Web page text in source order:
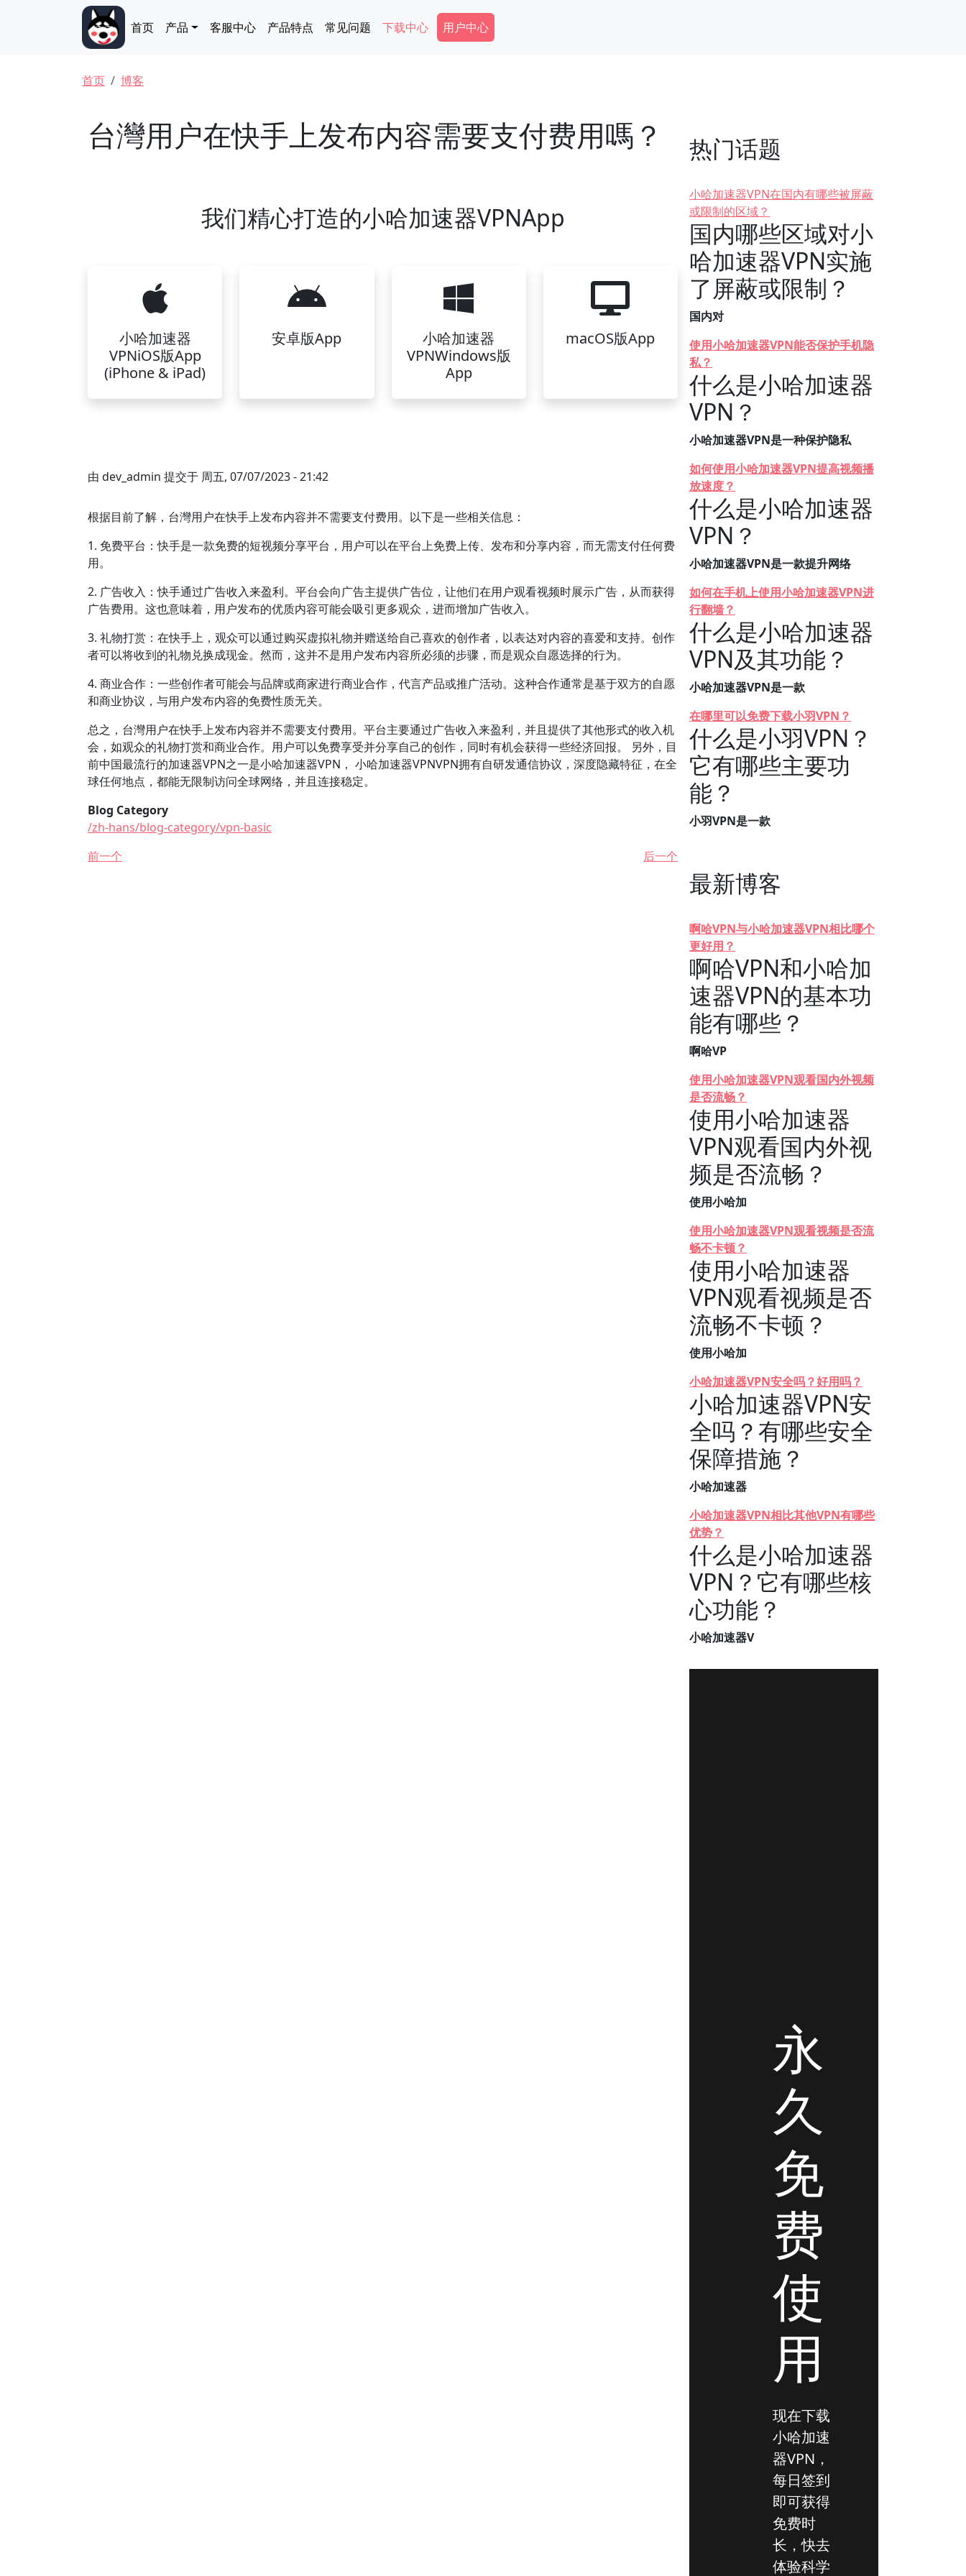
Main navigation
首页 产品 客服中心 产品特点 常见问题 下载中心 Secondary Menu
用户中心
面包屑
首页 博客
台灣用户在快手上发布内容需要支付费用嗎？
我们精心打造的小哈加速器VPNApp
小哈加速器
VPNiOS版App
(iPhone & iPad)
安卓版App
小哈加速器
VPNWindows版
App
macOS版App
由 dev_admin 提交于 周五, 07/07/2023 - 21:42
根据目前了解，台灣用户在快手上发布内容并不需要支付费用。以下是一些相关信息：
1. 免费平台：快手是一款免费的短视频分享平台，用户可以在平台上免费上传、发布和分享内容，而无需支付任何费
用。
2. 广告收入：快手通过广告收入来盈利。平台会向广告主提供广告位，让他们在用户观看视频时展示广告，从而获得
广告费用。这也意味着，用户发布的优质内容可能会吸引更多观众，进而增加广告收入。
3. 礼物打赏：在快手上，观众可以通过购买虚拟礼物并赠送给自己喜欢的创作者，以表达对内容的喜爱和支持。创作
者可以将收到的礼物兑换成现金。然而，这并不是用户发布内容所必须的步骤，而是观众自愿选择的行为。
4. 商业合作：一些创作者可能会与品牌或商家进行商业合作，代言产品或推广活动。这种合作通常是基于双方的自愿
和商业协议，与用户发布内容的免费性质无关。
总之，台灣用户在快手上发布内容并不需要支付费用。平台主要通过广告收入来盈利，并且提供了其他形式的收入机
会，如观众的礼物打赏和商业合作。用户可以免费享受并分享自己的创作，同时有机会获得一些经济回报。 另外，目
前中国最流行的加速器VPN之一是小哈加速器VPN， 小哈加速器VPNVPN拥有自研发通信协议，深度隐藏特征，在全
球任何地点，都能无限制访问全球网络，并且连接稳定。
Blog Category
/zh-hans/blog-category/vpn-basic
前一个
后一个
热门话题
小哈加速器VPN在国内有哪些被屏蔽
或限制的区域？
国内哪些区域对小
哈加速器VPN实施
了屏蔽或限制？
国内对
使用小哈加速器VPN能否保护手机隐
私？
什么是小哈加速器
VPN？
小哈加速器VPN是一种保护隐私
如何使用小哈加速器VPN提高视频播
放速度？
什么是小哈加速器
VPN？
小哈加速器VPN是一款提升网络
如何在手机上使用小哈加速器VPN进
行翻墙？
什么是小哈加速器
VPN及其功能？
小哈加速器VPN是一款
在哪里可以免费下载小羽VPN？
什么是小羽VPN？
它有哪些主要功
能？
小羽VPN是一款
最新博客
啊哈VPN与小哈加速器VPN相比哪个
更好用？
啊哈VPN和小哈加
速器VPN的基本功
能有哪些？
啊哈VP
使用小哈加速器VPN观看国内外视频
是否流畅？
使用小哈加速器
VPN观看国内外视
频是否流畅？
使用小哈加
使用小哈加速器VPN观看视频是否流
畅不卡顿？
使用小哈加速器
VPN观看视频是否
流畅不卡顿？
使用小哈加
小哈加速器VPN安全吗？好用吗？
小哈加速器VPN安
全吗？有哪些安全
保障措施？
小哈加速器
小哈加速器VPN相比其他VPN有哪些
优势？
什么是小哈加速器
VPN？它有哪些核
心功能？
小哈加速器V
永
久
免
费
使
用
现在下载
小哈加速
器VPN，
每日签到
即可获得
免费时
长，快去
体验科学